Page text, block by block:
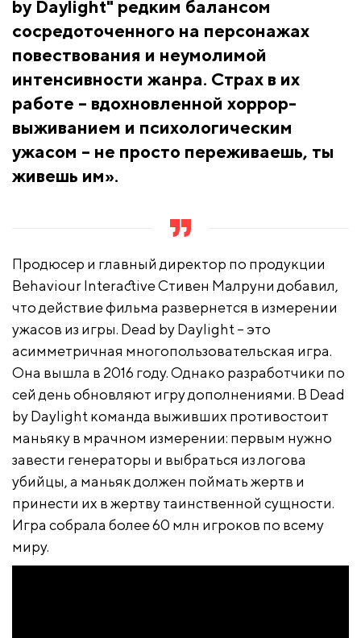
by Daylight" редким балансом
сосредоточенного на персонажах
повествования и неумолимой
интенсивности жанра. Страх в их
работе – вдохновленной хоррор-
выживанием и психологическим
ужасом – не просто переживаешь, ты
живешь им».
Продюсер и главный директор по продукции
Behaviour Interactive Стивен Малруни добавил,
что действие фильма развернется в измерении
ужасов из игры. Dead by Daylight – это
асимметричная многопользовательская игра.
Она вышла в 2016 году. Однако разработчики по
сей день обновляют игру дополнениями. В Dead
by Daylight команда выживших противостоит
маньяку в мрачном измерении: первым нужно
завести генераторы и выбраться из логова
убийцы, а маньяк должен поймать жертв и
принести их в жертву таинственной сущности.
Игра собрала более 60 млн игроков по всему
миру.